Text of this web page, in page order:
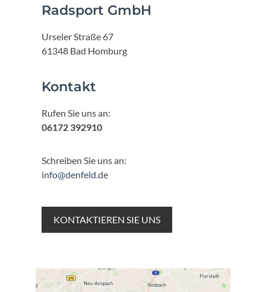
Radsport GmbH
Urseler Straße 67
61348 Bad Homburg
Kontakt
Rufen Sie uns an:
06172 392910
Schreiben Sie uns an:
info@denfeld.de
KONTAKTIEREN SIE UNS